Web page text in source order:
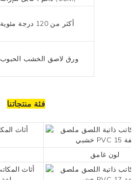
أكثر من 120 درجة مئوية
ورق لاصق الخشب الحبوب
فئة منتجاتنا
لون غامق